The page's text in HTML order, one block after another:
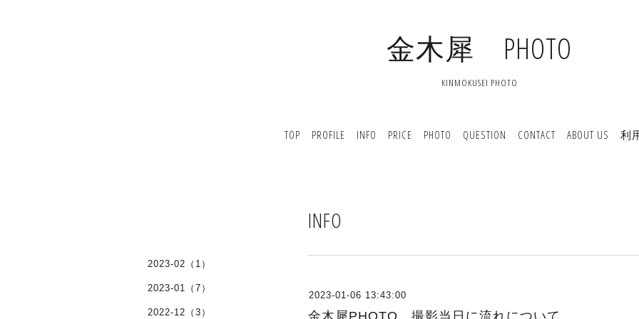
金木犀 PHOTO
KINMOKUSEI PHOTO
TOP PROFILE INFO PRICE PHOTO QUESTION CONTACT ABOUT US 利
INFO
2023-01-06 13:43:00
金木犀PHOTO 撮影当日に流れについて
2023-02（1）
2023-01（7）
2022-12（3）